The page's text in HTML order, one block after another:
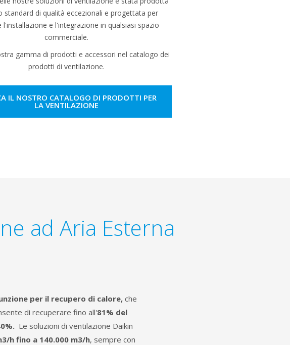
standard di qualità eccezionali e progettata per
l'installazione e l'integrazione in qualsiasi spazio
commerciale.
gamma di prodotti e accessori nel catalogo dei
prodotti di ventilazione.
IL NOSTRO CATALOGO DI PRODOTTI PER
LA VENTILAZIONE
ad Aria Esterna
per il recupero di calore, che
di recuperare fino all'81% del
Le soluzioni di ventilazione Daikin
h fino a 140.000 m3/h, sempre con